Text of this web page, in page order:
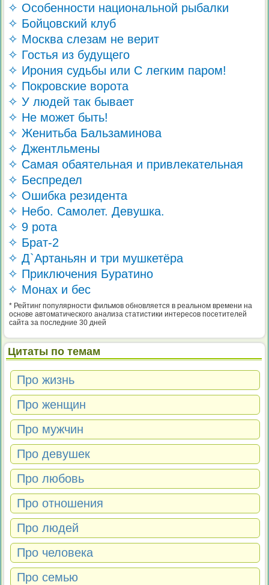
✧ Особенности национальной рыбалки
✧ Бойцовский клуб
✧ Москва слезам не верит
✧ Гостья из будущего
✧ Ирония судьбы или С легким паром!
✧ Покровские ворота
✧ У людей так бывает
✧ Не может быть!
✧ Женитьба Бальзаминова
✧ Джентльмены
✧ Самая обаятельная и привлекательная
✧ Беспредел
✧ Ошибка резидента
✧ Небо. Самолет. Девушка.
✧ 9 рота
✧ Брат-2
✧ Д`Артаньян и три мушкетёра
✧ Приключения Буратино
✧ Монах и бес
* Рейтинг популярности фильмов обновляется в реальном времени на
основе автоматического анализа статистики интересов посетителей
сайта за последние 30 дней
Цитаты по темам
Про жизнь
Про женщин
Про мужчин
Про девушек
Про любовь
Про отношения
Про людей
Про человека
Про семью